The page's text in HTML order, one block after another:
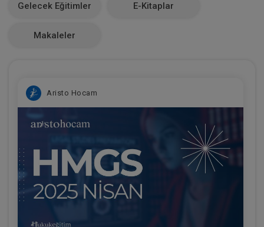
0
Gelecek Eğitimler E-Kitaplar
Makaleler
Aristo Hocam